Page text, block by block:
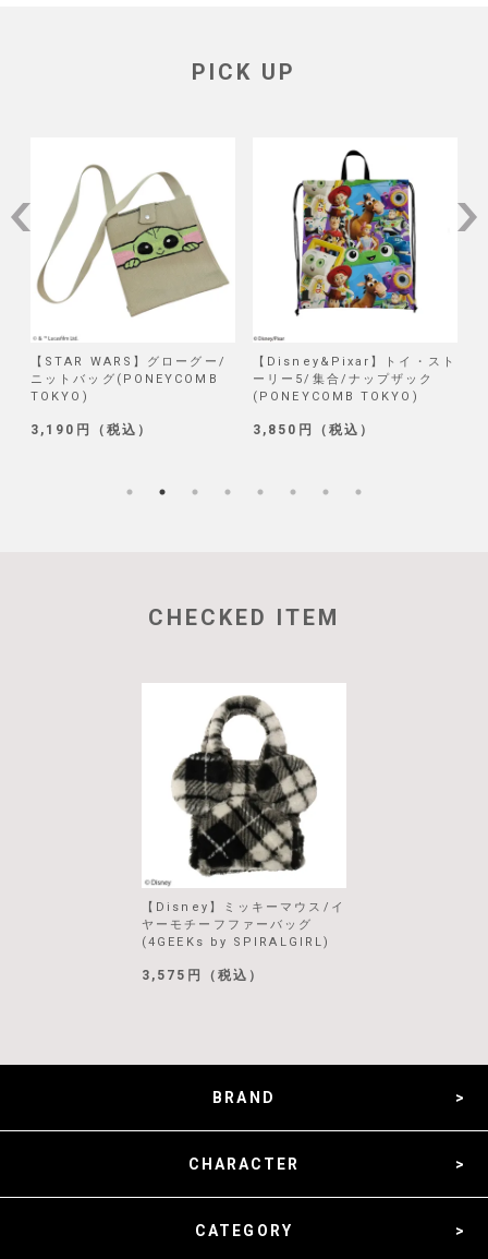
PICK UP
【STAR WARS】グローグー/
ニットバッグ(PONEYCOMB
TOKYO)
3,190円（税込）
【Disney&Pixar】トイ・スト
ーリー5/集合/ナップザック
(PONEYCOMB TOKYO)
3,850円（税込）
CHECKED ITEM
【Disney】ミッキーマウス/イ
ヤーモチーフファーバッグ
(4GEEKs by SPIRALGIRL)
3,575円（税込）
BRAND
CHARACTER
CATEGORY